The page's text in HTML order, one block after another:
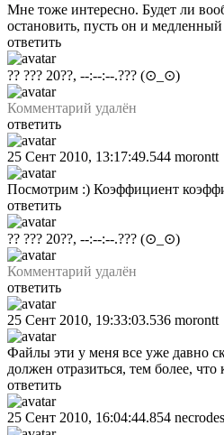
Мне тоже интересно. Будет ли
остановить, пусть он и медленный
ответить
?? ??? 20??, --:--:--.??? (⊙_⊙)
Комментарий удалён
ответить
25 Сент 2010, 13:17:49.544 morontt
Посмотрим :) Коэффициент
ответить
?? ??? 20??, --:--:--.??? (⊙_⊙)
Комментарий удалён
ответить
25 Сент 2010, 19:33:03.536 morontt
Файлы эти у меня все уже давно
должен отразиться, тем более,
ответить
25 Сент 2010, 16:04:44.854